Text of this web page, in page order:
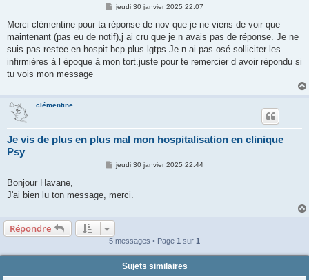
M
s
s
a
g
jeudi 30 janvier 2025 22:07
Merci clémentine pour ta réponse de nov que je ne viens de voir que
maintenant (pas eu de notif),j ai cru que je n avais pas de réponse. Je ne
suis pas restee en hospit bcp plus lgtps.Je n ai pas osé solliciter les
infirmières à l époque à mon tort.juste pour te remercier d avoir répondu si
tu vois mon message
clémentine
Je vis de plus en plus mal mon hospitalisation en clinique
Psy
M
a
jeudi 30 janvier 2025 22:44
Bonjour Havane,
J'ai bien lu ton message, merci.
Répondre
5 messages • Page 1 sur 1
Sujets similaires